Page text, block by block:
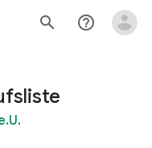
search help_outline